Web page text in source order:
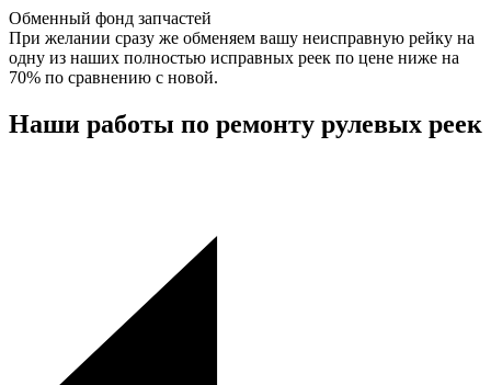
Обменный фонд запчастей
При желании сразу же обменяем вашу неисправную рейку на
одну из наших полностью исправных реек по цене ниже на
70% по сравнению с новой.
Наши работы по ремонту рулевых реек